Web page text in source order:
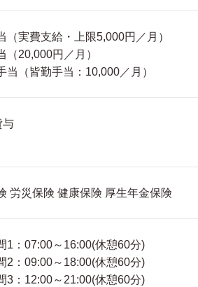
（実費支給・上限5,000円／月）
（20,000円／月）
当（皆勤手当：10,000／月）
与
労災保険 健康保険 厚生年金保険
1：07:00～16:00(休憩60分)
2：09:00～18:00(休憩60分)
3：12:00～21:00(休憩60分)